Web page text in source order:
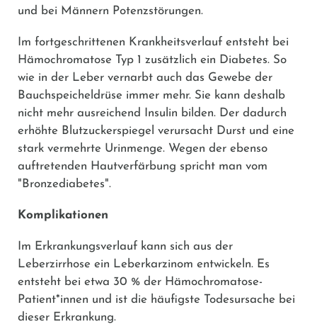
und bei Männern Potenzstörungen.
Im fortgeschrittenen Krankheitsverlauf entsteht bei
Hämochromatose Typ 1 zusätzlich ein Diabetes. So
wie in der Leber vernarbt auch das Gewebe der
Bauchspeicheldrüse immer mehr. Sie kann deshalb
nicht mehr ausreichend Insulin bilden. Der dadurch
erhöhte Blutzuckerspiegel verursacht Durst und eine
stark vermehrte Urinmenge. Wegen der ebenso
auftretenden Hautverfärbung spricht man vom
"Bronzediabetes".
Komplikationen
Im Erkrankungsverlauf kann sich aus der
Leberzirrhose ein Leberkarzinom entwickeln. Es
entsteht bei etwa 30 % der Hämochromatose-
Patient*innen und ist die häufigste Todesursache bei
dieser Erkrankung.